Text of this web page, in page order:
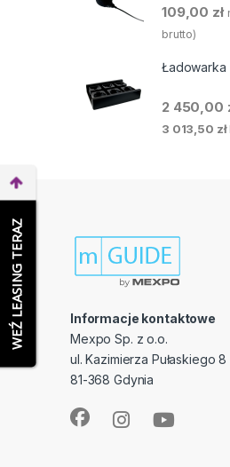
109,00 zł
brutto)
Ładowarka
2 450,00
3 013,50 zł
Informacje kontaktowe
Mexpo Sp. z o.o.
ul. Kazimierza Pułaskiego 8
81-368 Gdynia
WEŹ LEASING TERAZ